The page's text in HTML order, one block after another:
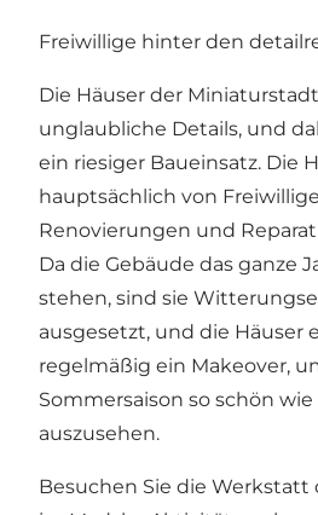
Freiwillige hinter den
Die Häuser der
unglaubliche Details, und
ein riesiger Baueinsatz. Die
hauptsächlich von
Renovierungen und
Da die Gebäude das ganze
stehen, sind sie
ausgesetzt, und die Häuser
regelmäßig ein Makeover,
Sommersaison so schön
auszusehen.
Besuchen Sie die